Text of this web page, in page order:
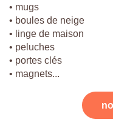
• mugs
• boules de neige
• linge de maison
• peluches
• portes clés
• magnets...